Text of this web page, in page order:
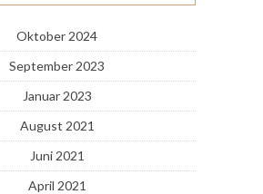
Oktober 2024
September 2023
Januar 2023
August 2021
Juni 2021
April 2021